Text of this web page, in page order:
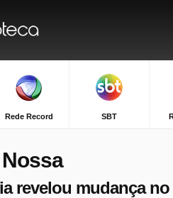
Rede Record SBT
revelou mudança